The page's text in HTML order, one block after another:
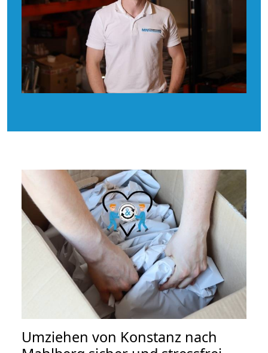
Umziehen von Konstanz nach